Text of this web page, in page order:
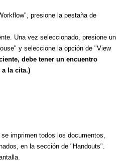
presione la pestaña de
Una vez seleccionado, presione un
y seleccione la opción de "View
debe tener un encuentro
a la cita.)
imprimen todos los documentos,
en la sección de "Handouts".